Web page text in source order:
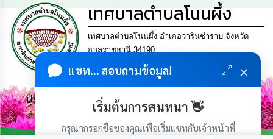
การ
จัด
ซื้อ
จัด
จ้าง
การ
เงิน
การ
คลัง
แชท... สอบถามข้อมูล! ×
เริ่มต้นการสนทนา 👋
กรุณากรอกชื่อของคุณเพื่อเริ่มแชทกับเจ้าหน้าที่
เทศบาลตำบลโนนผึ้ง
เทศบาลตำบลโนนผึ้ง อำเภอวารินชำราบ จังหวัด
อุบลราชธานี 34190.
โทร. 045-953452 แฟกซ์ 045-953452 Email
saraban_06341515@dla.go.th
ประชาชน มีภูมิคุ้มกัน พึ่งพาตนเอง พอเพียง เป็นสุข